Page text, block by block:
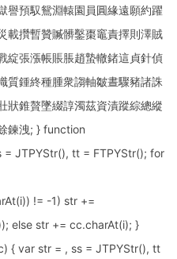
譽預馭鴛淵轅園員圓緣遠願約躍
載攢暫贊贓髒鑿棗竈責擇則澤賊
綻張漲帳賬脹趙蟄轍鍺這貞針偵
質鍾終種腫衆謅軸皺晝驟豬諸誅
狀錐贅墜綴諄濁茲資漬蹤綜總縱
鍊洩; } function
JTPYStr(), tt = FTPYStr(); for
!= -1) str +=
else str += cc.charAt(i); }
{ var str = , ss = JTPYStr(), tt